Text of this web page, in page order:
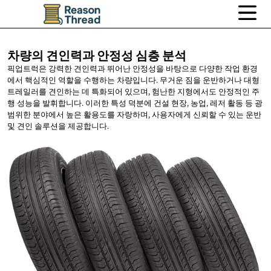
차량의 견인력과 안정성 심층 분석
픽업트럭은 강력한 견인력과 뛰어난 안정성을 바탕으로 다양한 작업 환경
에서 핵심적인 역할을 수행하는 차량입니다. 무거운 짐을 운반하거나 대형
트레일러를 견인하는 데 특화되어 있으며, 험난한 지형에서도 안정적인 주
행 성능을 발휘합니다. 이러한 특성 덕분에 건설 현장, 농업, 레저 활동 등 광
범위한 분야에서 높은 활용도를 자랑하며, 사용자에게 신뢰할 수 있는 운반
및 견인 솔루션을 제공합니다.